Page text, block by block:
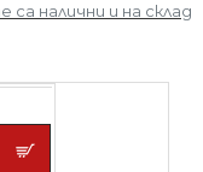
налични и на склад